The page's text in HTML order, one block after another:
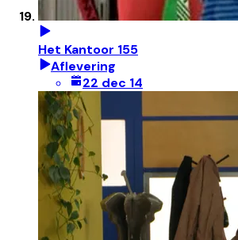
Het Kantoor 155
Aflevering
22 dec 14